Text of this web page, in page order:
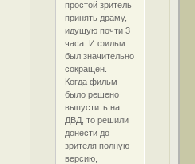
простой зритель
принять драму,
идущую почти 3
часа. И фильм
был значительно
сокращен.
Когда фильм
было решено
выпустить на
ДВД, то решили
донести до
зрителя полную
версию,